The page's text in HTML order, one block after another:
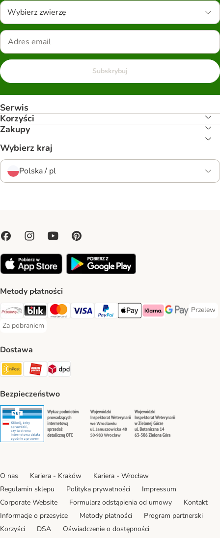
Wybierz zwierzę
Subskrybuj
Serwis
Korzyści
Zakupy
Wybierz kraj
Polska / pl
Metody płatności
Przelewy24 Payment Method
Blik Payment Method
MasterCard Payment Method
Visa Payment Method
PayPal Payment Method
Apple Pay Payment Method
Klarna Payment Method
Google Pay
Przelew
Przelew
Za pobraniem
Za pobraniem Payment Method
Dostawa
Paczkomat® Shipping Method
ORLEN Paczka Shipping Method
DPD Shipping Method
Bezpieczeństwo
Security Security Security
O nas Kariera - Kraków
Kariera - Wrocław
Regulamin sklepu
Polityka prywatności
Impressum
Corporate Website
Formularz odstąpienia od umowy
Kontakt
Informacje o przesyłce
Metody płatności
Program partnerski
Korzyści
DSA Oświadczenie o dostępności